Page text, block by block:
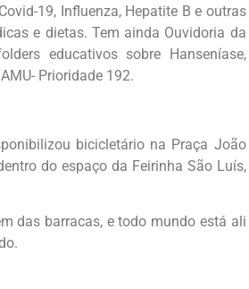
19, Influenza, Hepatite B e outras
e dietas. Tem ainda Ouvidoria da
educativos sobre Hanseníase,
Prioridade 192.
bicicletário na Praça João
do espaço da Feirinha São Luís,
das barracas, e todo mundo está ali